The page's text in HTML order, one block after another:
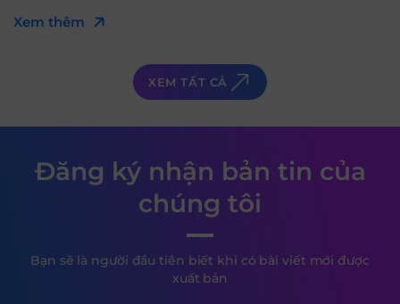
Xem thêm
XEM TẤT CẢ
Đăng ký nhận bản tin của
chúng tôi
Bạn sẽ là người đầu tiên biết khi có bài viết mới được
xuất bản